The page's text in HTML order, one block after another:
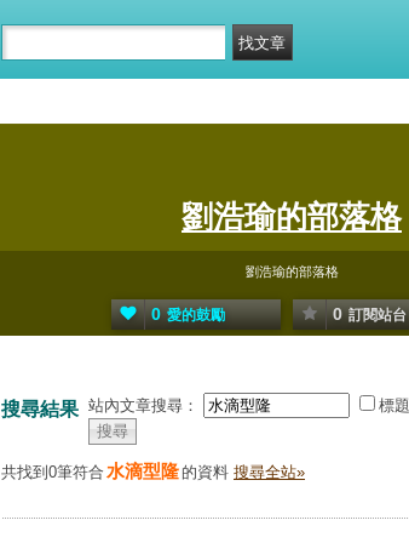
劉浩瑜的部落格
劉浩瑜的部落格
0 愛的鼓勵 0 訂閱站台
搜尋結果 站內文章搜尋： 標題
共找到0筆符合 水滴型隆 的資料 搜尋全站»